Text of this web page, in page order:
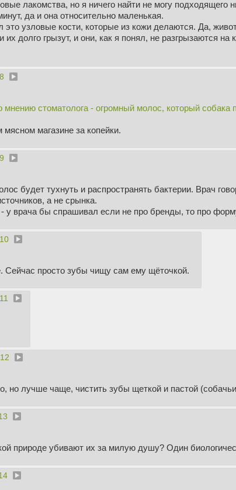
не понимает что же меня не устраивает. Если
- скулеж возвращается и как дурак стою и жду пока
лакомства, но я ничего найти не могу подходящего
да и она относительно маленькая.
это узловые кости, которые из кожи делаются. Да,
долго грызут, и они, как я понял, не разгрызаются на
8
стоматолога - огромный молос, который собака
магазине за копейки.
9
будет тухнуть и распространять бактерии. Врач
а не срынка.
у врача бы спрашивал если не про бренды, то про
10
просто зубы чищу сам ему щёточкой.
11
12
но лучше чаще, чистить зубы щеткой и пастой
природе убивают их за милую душу? Один